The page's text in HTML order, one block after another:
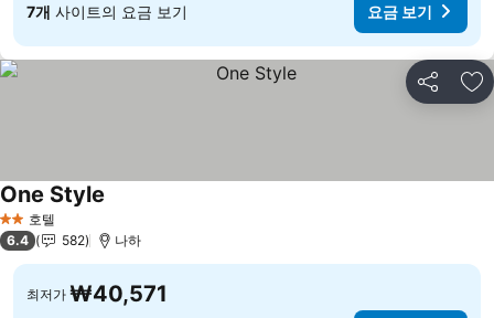
7개 사이트의 요금 보기 요금 보기
공유 즐
2 성급호텔
One Style
6.4 582 나하
최저가 ₩40,571